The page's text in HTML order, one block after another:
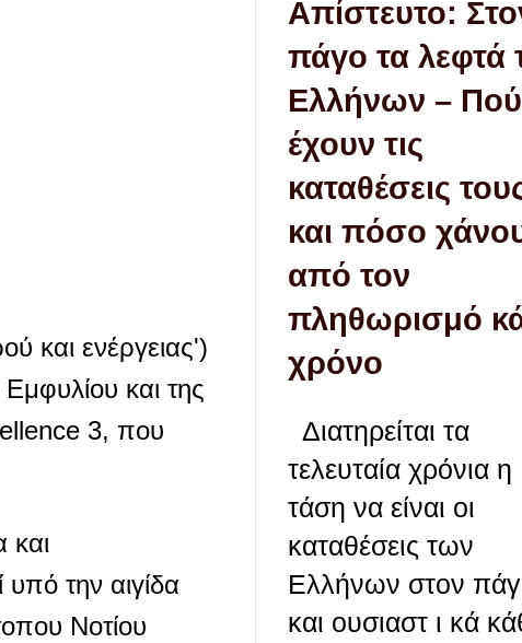
και ενέργειας')
και της
3, που
και
την αιγίδα
Νοτίου
Απίστευτο:
πάγο τα λεφτά
Ελλήνων – Πού
έχουν τις
καταθέσεις
και πόσο
από τον
πληθωρισμό
χρόνο
Διατηρείται τα
τελευταία χρόνια η
τάση να είναι οι
καταθέσεις των
Ελλήνων στον
και ουσιαστ ι κά